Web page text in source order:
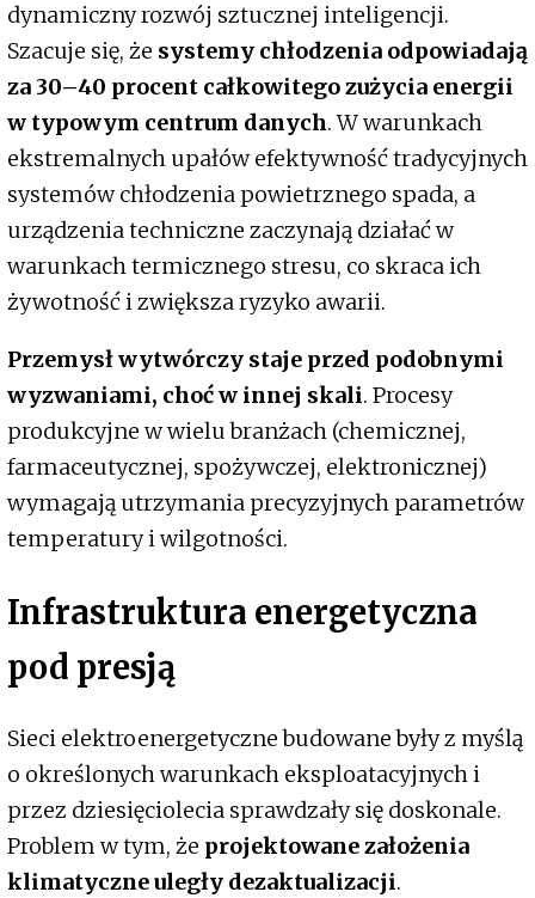
dynamiczny rozwój sztucznej inteligencji.
Szacuje się, że systemy chłodzenia odpowiadają
za 30–40 procent całkowitego zużycia energii
w typowym centrum danych. W warunkach
ekstremalnych upałów efektywność tradycyjnych
systemów chłodzenia powietrznego spada, a
urządzenia techniczne zaczynają działać w
warunkach termicznego stresu, co skraca ich
żywotność i zwiększa ryzyko awarii.
Przemysł wytwórczy staje przed podobnymi
wyzwaniami, choć w innej skali. Procesy
produkcyjne w wielu branżach (chemicznej,
farmaceutycznej, spożywczej, elektronicznej)
wymagają utrzymania precyzyjnych parametrów
temperatury i wilgotności.
Infrastruktura energetyczna
pod presją
Sieci elektroenergetyczne budowane były z myślą
o określonych warunkach eksploatacyjnych i
przez dziesięciolecia sprawdzały się doskonale.
Problem w tym, że projektowane założenia
klimatyczne uległy dezaktualizacji.